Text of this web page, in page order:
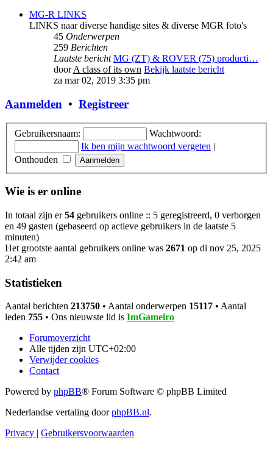
MG-R LINKS
LINKS naar diverse handige sites & diverse MGR foto's
45 Onderwerpen
259 Berichten
Laatste bericht MG (ZT) & ROVER (75) producti…
doorA class of its own Bekijk laatste bericht
za mar 02, 2019 3:35 pm
Aanmelden • Registreer
Gebruikersnaam:
Wachtwoord:
Ik ben mijn wachtwoord vergeten |
Onthouden
Wie is er online
In totaal zijn er54 gebruikers online :: 5 geregistreerd, 0 verborgen
en 49 gasten (gebaseerd op actieve gebruikers in de laatste 5
minuten)
Het grootste aantal gebruikers online was 2671 op di nov 25, 2025
2:42 am
Statistieken
Aantal berichten 213750 • Aantal onderwerpen 15117 • Aantal
leden 755 • Ons nieuwste lid is ImGameiro
Forumoverzicht
Alle tijden zijn UTC+02:00
Verwijder cookies
Contact
Powered by phpBB® Forum Software © phpBB Limited
Nederlandse vertaling doorphpBB.nl.
Privacy | Gebruikersvoorwaarden